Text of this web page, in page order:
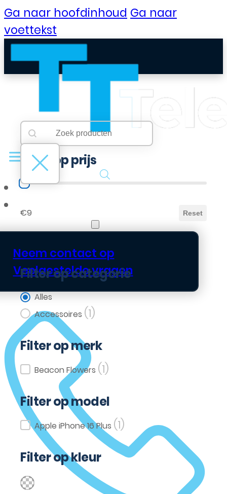
Ga naar hoofdinhoud Ga naar
voettekst
B2B Portaal
Neem contact op
Veelgestelde vragen
Searchbar
Search content
Filter op prijs
Filter op prijs
€9 Reset
Filter op categorie
Filter op categorie
Alles
Accessoires (1)
Filter op merk
Filter op merk
Beacon Flowers (1)
Filter op model
Filter op model
Apple iPhone 16 Plus (1)
Filter op kleur
Filter op kleur
(1)